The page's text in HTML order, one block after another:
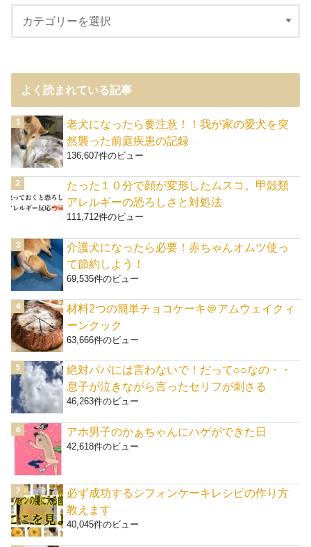
よく読まれている記事
老犬になったら要注意！！我が家の愛犬を突
然襲った前庭疾患の記録
136,607件のビュー
たった１０分で顔が変形したムスコ。甲殻類
アレルギーの恐ろしさと対処法
111,712件のビュー
介護犬になったら必要！赤ちゃんオムツ使っ
て節約しよう！
69,535件のビュー
材料2つの簡単チョコケーキ＠アムウェイクィ
ーンクック
63,666件のビュー
絶対パパには言わないで！だって○○なの・・
息子が泣きながら言ったセリフが刺さる
46,263件のビュー
アホ男子のかぁちゃんにハゲができた日
42,618件のビュー
必ず成功するシフォンケーキレシピの作り方
教えます
40,045件のビュー